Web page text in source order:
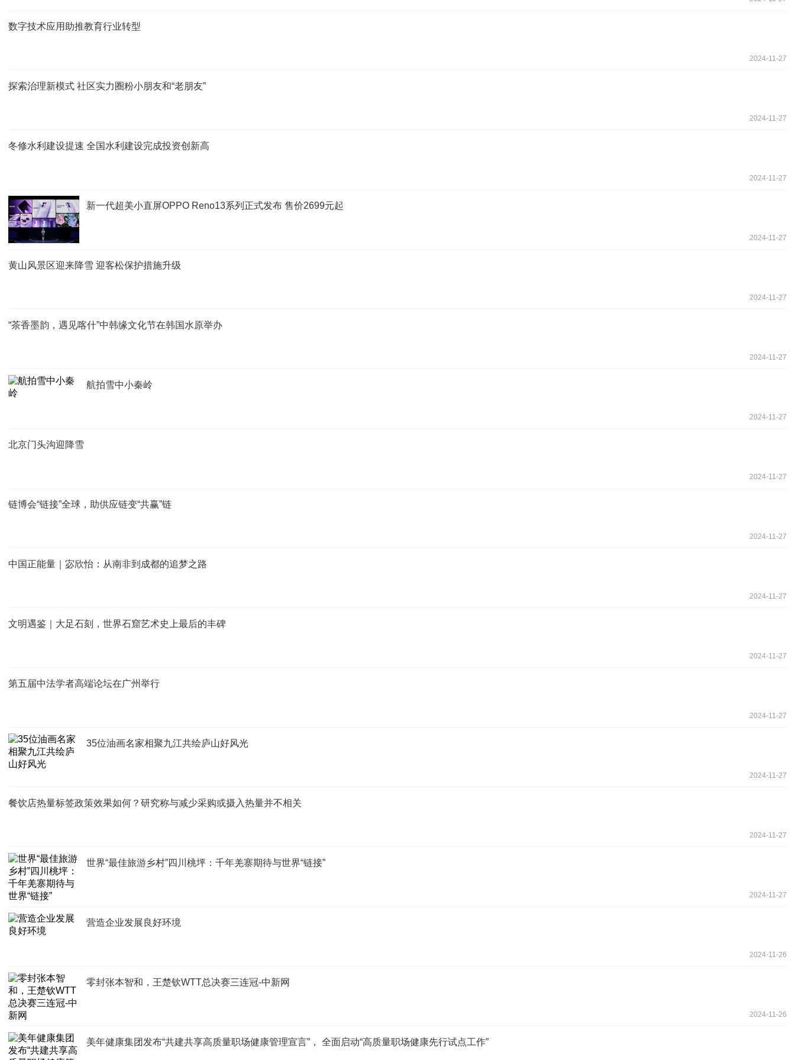
数字技术应用助推教育行业转型
2024-11-27
探索治理新模式 社区实力圈粉小朋友和“老朋友”
2024-11-27
冬修水利建设提速 全国水利建设完成投资创新高
2024-11-27
新一代超美小直屏OPPO Reno13系列正式发布 售价2699元起
2024-11-27
黄山风景区迎来降雪 迎客松保护措施升级
2024-11-27
“茶香墨韵，遇见喀什”中韩缘文化节在韩国水原举办
2024-11-27
航拍雪中小秦岭
2024-11-27
北京门头沟迎降雪
2024-11-27
链博会“链接”全球，助供应链变“共赢”链
2024-11-27
中国正能量｜宓欣怡：从南非到成都的追梦之路
2024-11-27
文明遇鉴｜大足石刻，世界石窟艺术史上最后的丰碑
2024-11-27
第五届中法学者高端论坛在广州举行
2024-11-27
35位油画名家相聚九江共绘庐山好风光
2024-11-27
餐饮店热量标签政策效果如何？研究称与减少采购或摄入热量并不相关
2024-11-27
世界“最佳旅游乡村”四川桃坪：千年羌寨期待与世界“链接”
2024-11-27
营造企业发展良好环境
2024-11-26
零封张本智和，王楚钦WTT总决赛三连冠-中新网
2024-11-26
美年健康集团发布“共建共享高质量职场健康管理宣言”， 全面启动“高质量职场健康先行试点工作”